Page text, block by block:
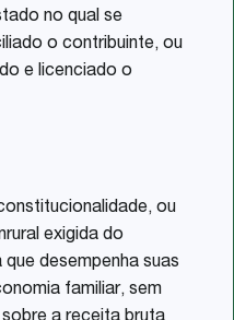
no qual se
o contribuinte, ou
e licenciado o
ou
exigida do
desempenha suas
familiar, sem